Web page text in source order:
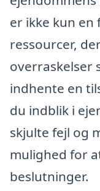
er ikke kun
ressourcer,
overraskelser
indhente en
du indblik i
skjulte fejl og
mulighed for
beslutninger.